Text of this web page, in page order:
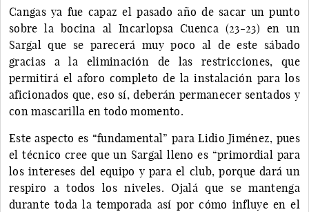
Cangas ya fue capaz el pasado año de sacar un punto
sobre la bocina al Incarlopsa Cuenca (23-23) en un
Sargal que se parecerá muy poco al de este sábado
gracias a la eliminación de las restricciones, que
permitirá el aforo completo de la instalación para los
aficionados que, eso sí, deberán permanecer sentados y
con mascarilla en todo momento.
Este aspecto es “fundamental” para Lidio Jiménez, pues
el técnico cree que un Sargal lleno es “primordial para
los intereses del equipo y para el club, porque dará un
respiro a todos los niveles. Ojalá que se mantenga
durante toda la temporada así por cómo influye en el